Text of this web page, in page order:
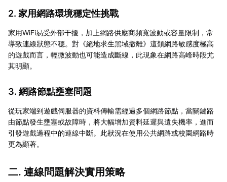
2. 家用網路環境穩定性挑戰
家用WiFi易受外部干擾，加上網路供應商頻寬波動或容量限制，常
導致連線狀態不穩。對《絕地求生黑域撤離》這類網路敏感度極高
的遊戲而言，輕微波動也可能造成斷線，此現象在網路高峰時段尤
其明顯。
3. 網路節點壅塞問題
從玩家端到遊戲伺服器的資料傳輸需經過多個網路節點，當關鍵路
由節點發生壅塞或故障時，將大幅增加資料延遲與遺失機率，進而
引發遊戲過程中的連線中斷。此狀況在使用公共網路或校園網路時
更為顯著。
二. 連線問題解決實用策略